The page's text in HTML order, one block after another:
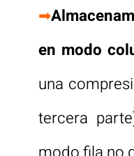
➡
en modo
una
tercera